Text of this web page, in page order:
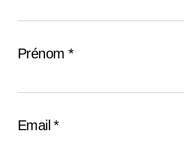
Prénom *
Email *